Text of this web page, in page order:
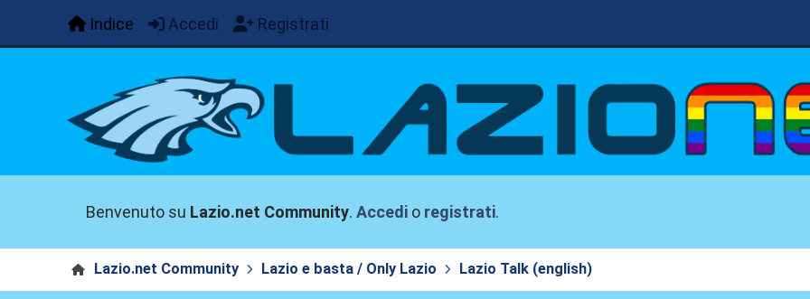
Indice Accedi Registrati
Benvenuto su Lazio.net Community.Accedi o registrati.
Lazio.net Community Lazio e basta / Only Lazio Lazio Talk (english)